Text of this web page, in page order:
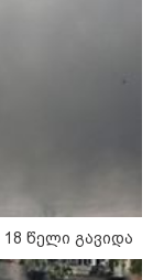
წელი გავიდა